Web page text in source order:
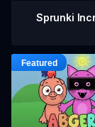
Sprunki